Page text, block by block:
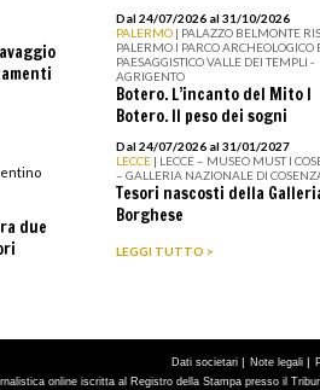
due
Dal 24/07/2026 al 31/10/2026
PALERMO | PALAZZO BELMONTE
PALERMO I PARCO ARCHEOLOGICO
PAESAGGISTICO VALLE DEI TEMPLI -
AGRIGENTO
Botero. L’incanto del Mito I
Botero. Il peso dei sogni
Dal 24/07/2026 al 31/01/2027
LECCE | LECCE – MUSEO MUST I
– GALLERIA NAZIONALE DI
Tesori nascosti della
Borghese
LEGGI TUTTO >
Dati societari | Note legali |
online iscritta al Registro della Stampa presso il